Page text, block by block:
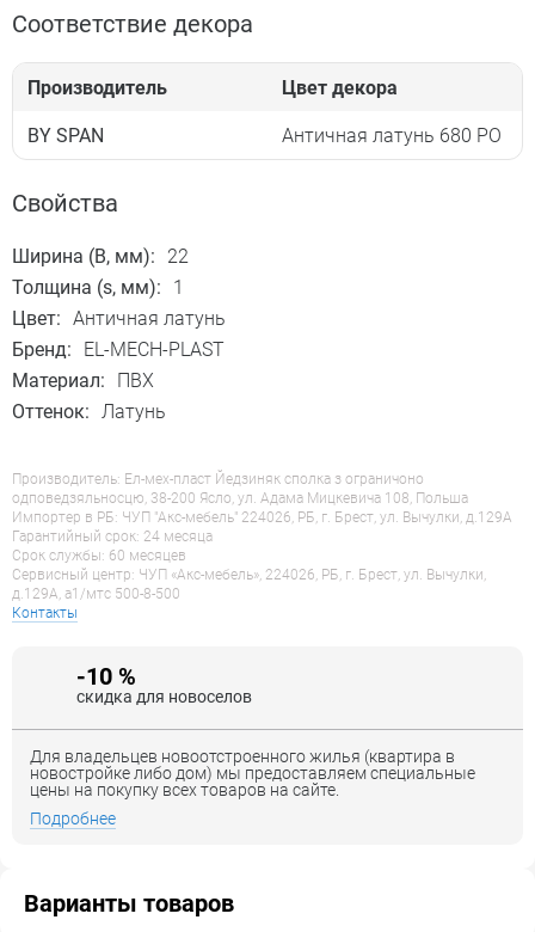
Соответствие декора
Производитель Цвет декора
BY SPAN Античная латунь 680 PO
Свойства
Ширина (B, мм):
22
Толщина (s, мм):
1
Цвет: Античная латунь
Бренд:
EL-MECH-PLAST
Материал:
ПВХ
Оттенок: Латунь
Производитель: Ел-мех-пласт Йедзиняк сполка з ограничоно
одповедзяльносцю, 38-200 Ясло, ул. Адама Мицкевича 108, Польша
Импортер в РБ: ЧУП "Акс-мебель" 224026, РБ, г. Брест, ул. Вычулки, д.129А
Гарантийный срок: 24 месяца
Срок службы: 60 месяцев
Сервисный центр: ЧУП «Акс-мебель», 224026, РБ, г. Брест, ул. Вычулки,
д.129А, a1/мтс 500-8-500
Контакты
-10 %
скидка для новоселов
Для владельцев новоотстроенного жилья (квартира в
новостройке либо дом) мы предоставляем специальные
цены на покупку всех товаров на сайте.
Подробнее
Варианты товаров